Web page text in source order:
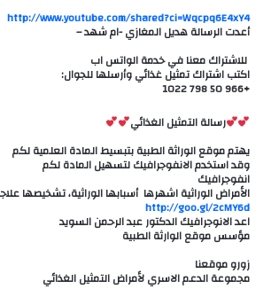
http://www.youtube.com/shared?ci=Wqcpq6E4xY4
أعدت الرسالة هديل المغازي -ام شهد –
اكتب اشتراك تمثيل غذائي وأرسلها للجوال:
+966 50 798 1022
رسالة التمثيل الغذائي
يهتم موقع الوراثة الطبية بتبسيط المادة العلمية لكم
وقد استخدم الانفوجرافيك لتسهيل المادة لكم
انفوجرافيك
الأمراض الوراثية اشهرها أسبابها الوراثية، تشخيصها
http://goo.gl/2cMY6d
اعد الانوجرافيك الدكتور عبد الرحمن السويد
مؤسس موقع الوارثة الطبية
زورو موقعنا
مجموعة الدعم الاسري لأمراض التمثيل الغذائي